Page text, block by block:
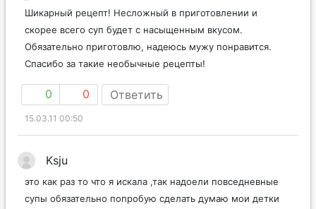
Шикарный рецепт! Несложный в приготовлении и
скорее всего суп будет с насыщенным вкусом.
Обязательно приготовлю, надеюсь мужу понравится.
Спасибо за такие необычные рецепты!
0 0 Ответить
15.03.11 00:50
Ksju
это как раз то что я искала ,так надоели повседневные
супы обязательно попробую сделать думаю мои детки